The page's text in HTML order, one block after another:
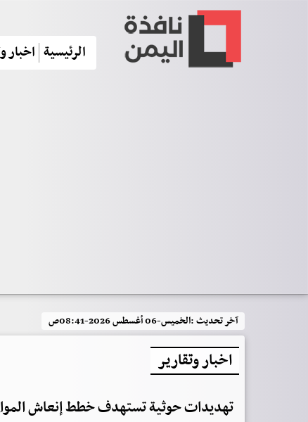
الرئيسية اخبار
آخر تحديث :الخميس-06 أغسطس 2026-08:41ص
اخبار وتقارير
تهديدات حوثية تستهدف خطط إنعاش